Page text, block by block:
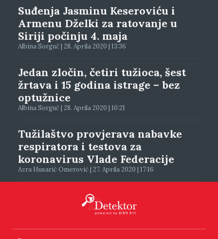
Suđenja Jasminu Keseroviću i
Armenu Dželki za ratovanje u
Siriji počinju 4. maja
Albina Sorguč | 28. Aprila 2020 | 13:36
Jedan zločin, četiri tužioca, šest
žrtava i 15 godina istrage – bez
optužnice
Albina Sorguč | 28. Aprila 2020 | 10:21
Tužilaštvo provjerava nabavke
respiratora i testova za
koronavirus Vlade Federacije
Azra Husarić Omerović | 27. Aprila 2020 | 17:16